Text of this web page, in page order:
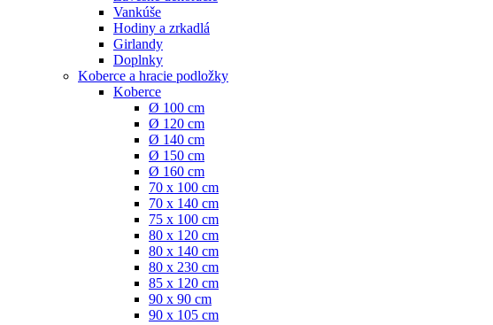
Vankúše
Hodiny a zrkadlá
Girlandy
Doplnky
Koberce a hracie podložky
Koberce
Ø 100 cm
Ø 120 cm
Ø 140 cm
Ø 150 cm
Ø 160 cm
70 x 100 cm
70 x 140 cm
75 x 100 cm
80 x 120 cm
80 x 140 cm
80 x 230 cm
85 x 120 cm
90 x 90 cm
90 x 105 cm